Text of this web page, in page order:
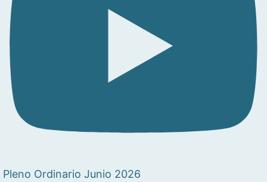
Pleno Ordinario Junio 2026